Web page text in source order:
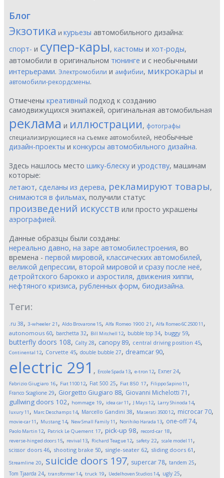
Блог
Экзотика и курьезы автомобильного дизайна:
спорт- и супер-кары, кастомы и хот-роды,
автомобили в оригинальном тюнинге и с необычными
интерьерами. Электромобили и амфибии, микрокары и
автомобили-рекордсмены.
Отмечены креативный подход к созданию
самодвижущихся экипажей, оригинальная автомобильная
реклама и иллюстрации, фотографы
специализирующиеся на съемке автомобилей, необычные
дизайн-проекты и конкурсы автомобильного дизайна.
Здесь нашлось место шику-блеску и уродству, машинам
которые:
летают, сделаны из дерева, рекламируют товары,
снимаются в фильмах, получили статус
произведений искусств или просто украшены
аэрографией.
Данные образцы были созданы:
нереально давно, на заре автомобилестроения, во
времена - первой мировой, классических автомобилей,
великой депрессии, второй мировой и сразу после неё,
детройтского барокко и аэростиля, движения хиппи,
нефтяного кризиса, рубленных форм, биодизайна.
Теги:
.ru 38, 3-wheeler 21 , Aldo Brovarone15, Alfa Romeo 1900 21 , Alfa Romeo 6C 250011 ,
autonomous 60, barchetta 32, Bill Mitchell 12, bubble top 34, buggy 59,
butterfly doors 108, Calty 28, canopy 89, central driving position 45,
Continental 12, Corvette 45, double bubble 27, dreamcar 90,
electric 291 , Ercole Spada 13, e-tron 12, Exner 24,
Fabrizio Giugiaro 16, Fiat 110012, Fiat 500 25, Fiat 850 17, Filippo Sapino11 ,
Franco Scaglione 29, Giorgetto Giugiaro 88, Giovanni Michelotti 71 ,
gullwing doors 102, hommage 19, idea car11 , J Mays12, Larry Shinoda 14,
luxury11 , Marc Deschamps14, Marcello Gandini 38, Maserati 350012, microcar70,
movie-car11 , Mustang 14, New Small Family11 , Norihiko Harada 13, one-off74,
Paolo Martin 12, Patrick Le Quement 17, pick-up 98, record-car 18,
reverse-hinged doors15, revival 13, Richard Teague12, safety 22, scale model 11 ,
scissor doors 46, shooting brake 50, single-seater 62, sliding doors 61 ,
Streamline 20, suicide doors 197, supercar78, tandem 25,
Tom Tjaarda 24, transformer14, truck 19, Uedelhoven Studios14, ugly 25,